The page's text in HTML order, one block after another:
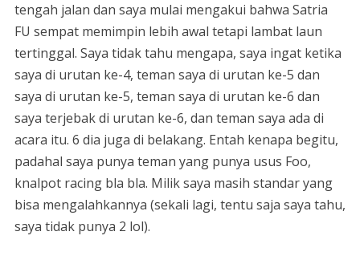
tengah jalan dan saya mulai mengakui bahwa Satria
FU sempat memimpin lebih awal tetapi lambat laun
tertinggal. Saya tidak tahu mengapa, saya ingat ketika
saya di urutan ke-4, teman saya di urutan ke-5 dan
saya di urutan ke-5, teman saya di urutan ke-6 dan
saya terjebak di urutan ke-6, dan teman saya ada di
acara itu. 6 dia juga di belakang. Entah kenapa begitu,
padahal saya punya teman yang punya usus Foo,
knalpot racing bla bla. Milik saya masih standar yang
bisa mengalahkannya (sekali lagi, tentu saja saya tahu,
saya tidak punya 2 lol).